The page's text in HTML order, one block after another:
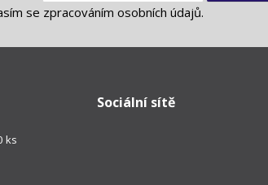
se zpracováním osobních údajů.
ks
Sociální sítě